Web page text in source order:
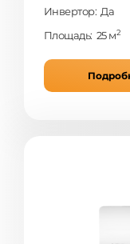
Инвертор: Да
Площадь: 25 м2